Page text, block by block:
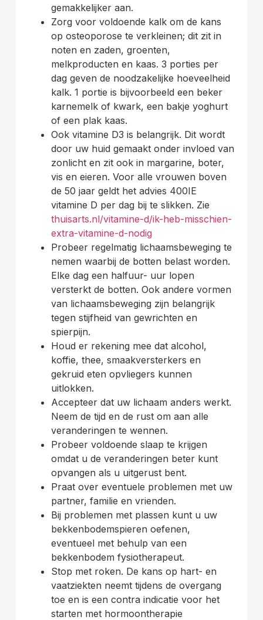
gemakkelijker aan.
Zorg voor voldoende kalk om de kans
op osteoporose te verkleinen; dit zit in
noten en zaden, groenten,
melkproducten en kaas. 3 porties per
dag geven de noodzakelijke hoeveelheid
kalk. 1 portie is bijvoorbeeld een beker
karnemelk of kwark, een bakje yoghurt
of een plak kaas.
Ook vitamine D3 is belangrijk. Dit wordt
door uw huid gemaakt onder invloed van
zonlicht en zit ook in margarine, boter,
vis en eieren. Voor alle vrouwen boven
de 50 jaar geldt het advies 400IE
vitamine D per dag bij te slikken. Zie
thuisarts.nl/vitamine-d/ik-heb-misschien-
extra-vitamine-d-nodig
Probeer regelmatig lichaamsbeweging te
nemen waarbij de botten belast worden.
Elke dag een halfuur- uur lopen
versterkt de botten. Ook andere vormen
van lichaamsbeweging zijn belangrijk
tegen stijfheid van gewrichten en
spierpijn.
Houd er rekening mee dat alcohol,
koffie, thee, smaakversterkers en
gekruid eten opvliegers kunnen
uitlokken.
Accepteer dat uw lichaam anders werkt.
Neem de tijd en de rust om aan alle
veranderingen te wennen.
Probeer voldoende slaap te krijgen
omdat u de veranderingen beter kunt
opvangen als u uitgerust bent.
Praat over eventuele problemen met uw
partner, familie en vrienden.
Bij problemen met plassen kunt u uw
bekkenbodemspieren oefenen,
eventueel met behulp van een
bekkenbodem fysiotherapeut.
Stop met roken. De kans op hart- en
vaatziekten neemt tijdens de overgang
toe en is een contra indicatie voor het
starten met hormoontherapie